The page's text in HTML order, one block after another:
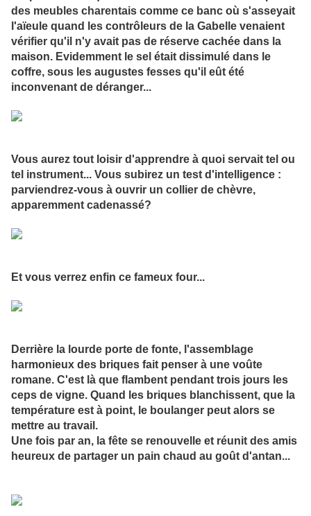
des meubles charentais comme ce banc où s'asseyait
l'aïeule quand les contrôleurs de la Gabelle venaient
vérifier qu'il n'y avait pas de réserve cachée dans la
maison. Evidemment le sel était dissimulé dans le
coffre, sous les augustes fesses qu'il eût été
inconvenant de déranger...
Vous aurez tout loisir d'apprendre à quoi servait tel ou
tel instrument... Vous subirez un test d'intelligence :
parviendrez-vous à ouvrir un collier de chèvre,
apparemment cadenassé?
Et vous verrez enfin ce fameux four...
Derrière la lourde porte de fonte, l'assemblage
harmonieux des briques fait penser à une voûte
romane. C'est là que flambent pendant trois jours les
ceps de vigne. Quand les briques blanchissent, que la
température est à point, le boulanger peut alors se
mettre au travail.
Une fois par an, la fête se renouvelle et réunit des amis
heureux de partager un pain chaud au goût d'antan...